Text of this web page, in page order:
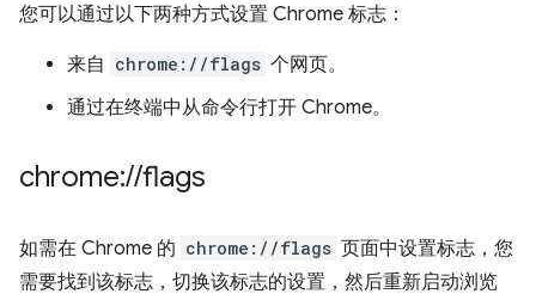
您可以通过以下两种方式设置 Chrome 标志：
来自 chrome://flags 个网页。
通过在终端中从命令行打开 Chrome。
chrome://flags
如需在 Chrome 的 chrome://flags 页面中设置标志，您
需要找到该标志，切换该标志的设置，然后重新启动浏览